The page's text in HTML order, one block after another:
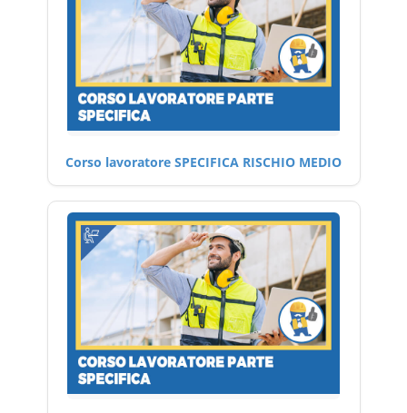
Corso lavoratore SPECIFICA RISCHIO MEDIO